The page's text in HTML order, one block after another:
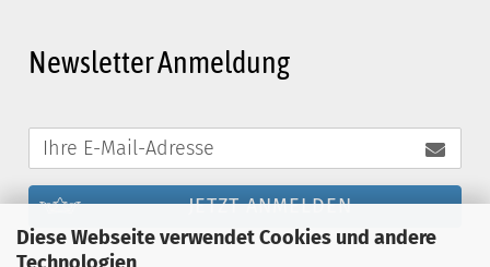
Diese Webseite verwendet Cookies und andere
Technologien
Newsletter Anmeldung
JETZT ANMELDEN